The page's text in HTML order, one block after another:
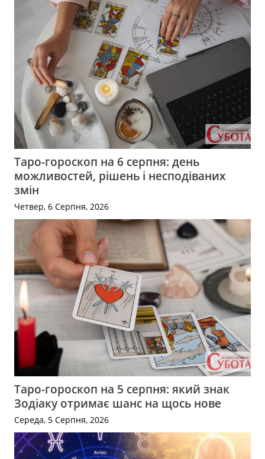
Таро-гороскоп на 6 серпня: день
можливостей, рішень і несподіваних
змін
Четвер, 6 Серпня, 2026
Таро-гороскоп на 5 серпня: який знак
Зодіаку отримає шанс на щось нове
Середа, 5 Серпня, 2026